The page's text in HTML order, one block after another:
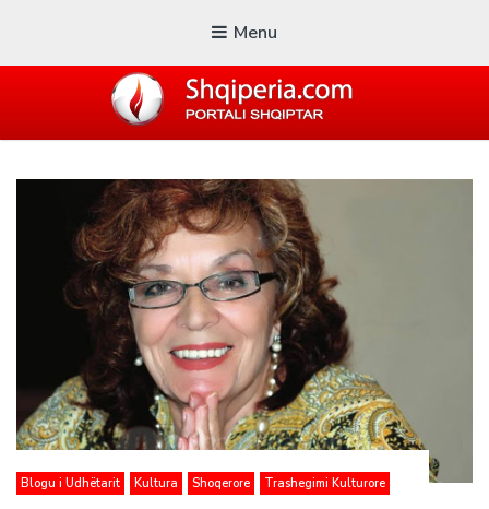
Menu
Blogu i ShqiperiaCom
Blogu i Udhëtarit Kultura Shoqerore Trashegimi Kulturore